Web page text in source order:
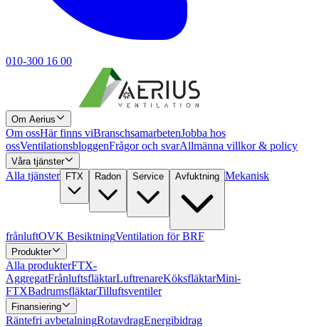
010-300 16 00
Om Aerius
Om ossHär finns viBranschsamarbetenJobba hos
ossVentilationsbloggenFrågor och svarAllmänna villkor & policy
Våra tjänster
Alla tjänster FTX Radon Service Avfuktning Mekanisk
frånluftOVK BesiktningVentilation för BRF
Produkter
Alla produkterFTX-
AggregatFrånluftsfläktarLuftrenareKöksfläktarMini-
FTXBadrumsfläktarTilluftsventiler
Finansiering
Räntefri avbetalningRotavdragEnergibidrag